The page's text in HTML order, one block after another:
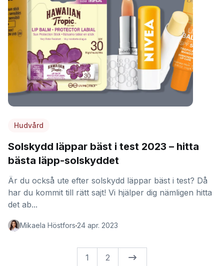
Hudvård
Solskydd läppar bäst i test 2023 – hitta
bästa läpp-solskyddet
Är du också ute efter solskydd läppar bäst i test? Då
har du kommit till rätt sajt! Vi hjälper dig nämligen hitta
det ab...
Mikaela Höstfors 24 apr. 2023
1 2